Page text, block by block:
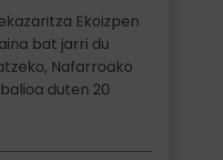
Ekoizpen
bat jarri du
Nafarroako
duten 20